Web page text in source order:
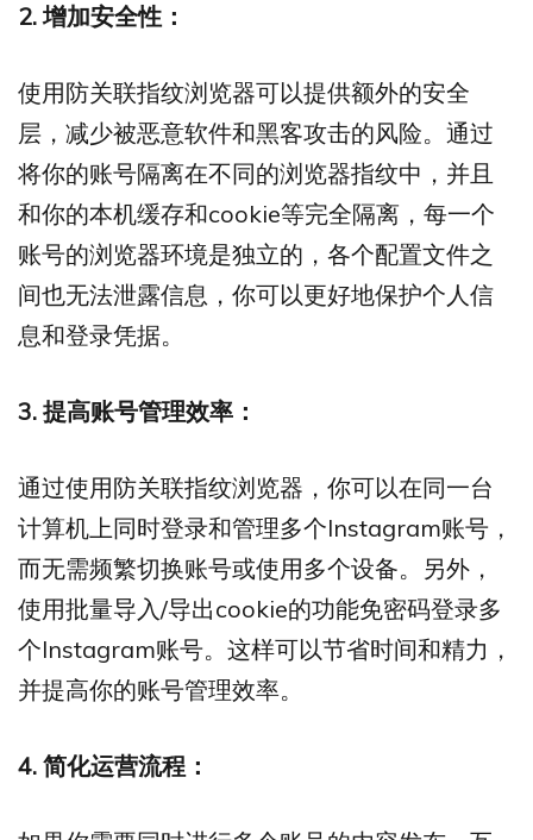
2. 增加安全性：
使用防关联指纹浏览器可以提供额外的安全
层，减少被恶意软件和黑客攻击的风险。通过
将你的账号隔离在不同的浏览器指纹中，并且
和你的本机缓存和cookie等完全隔离，每一个
账号的浏览器环境是独立的，各个配置文件之
间也无法泄露信息，你可以更好地保护个人信
息和登录凭据。
3. 提高账号管理效率：
通过使用防关联指纹浏览器，你可以在同一台
计算机上同时登录和管理多个Instagram账号，
而无需频繁切换账号或使用多个设备。另外，
使用批量导入/导出cookie的功能免密码登录多
个Instagram账号。这样可以节省时间和精力，
并提高你的账号管理效率。
4. 简化运营流程：